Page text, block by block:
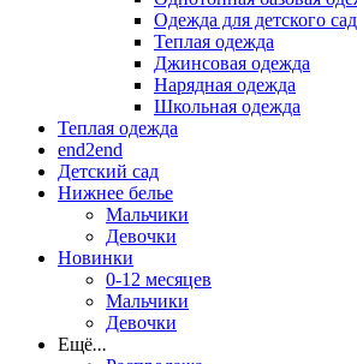
Одежда для детского
Теплая одежда
Джинсовая одежда
Нарядная одежда
Школьная одежда
Теплая одежда
end2end
Детский сад
Нижнее белье
Мальчики
Девочки
Новинки
0-12 месяцев
Мальчики
Девочки
Ещё...